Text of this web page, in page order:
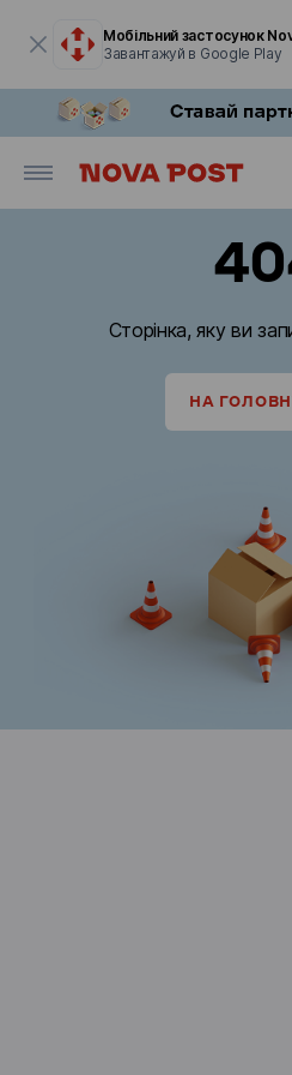
Мобільний застосунок
Завантажуй в Google Play
Сторінка, яку ви
НА